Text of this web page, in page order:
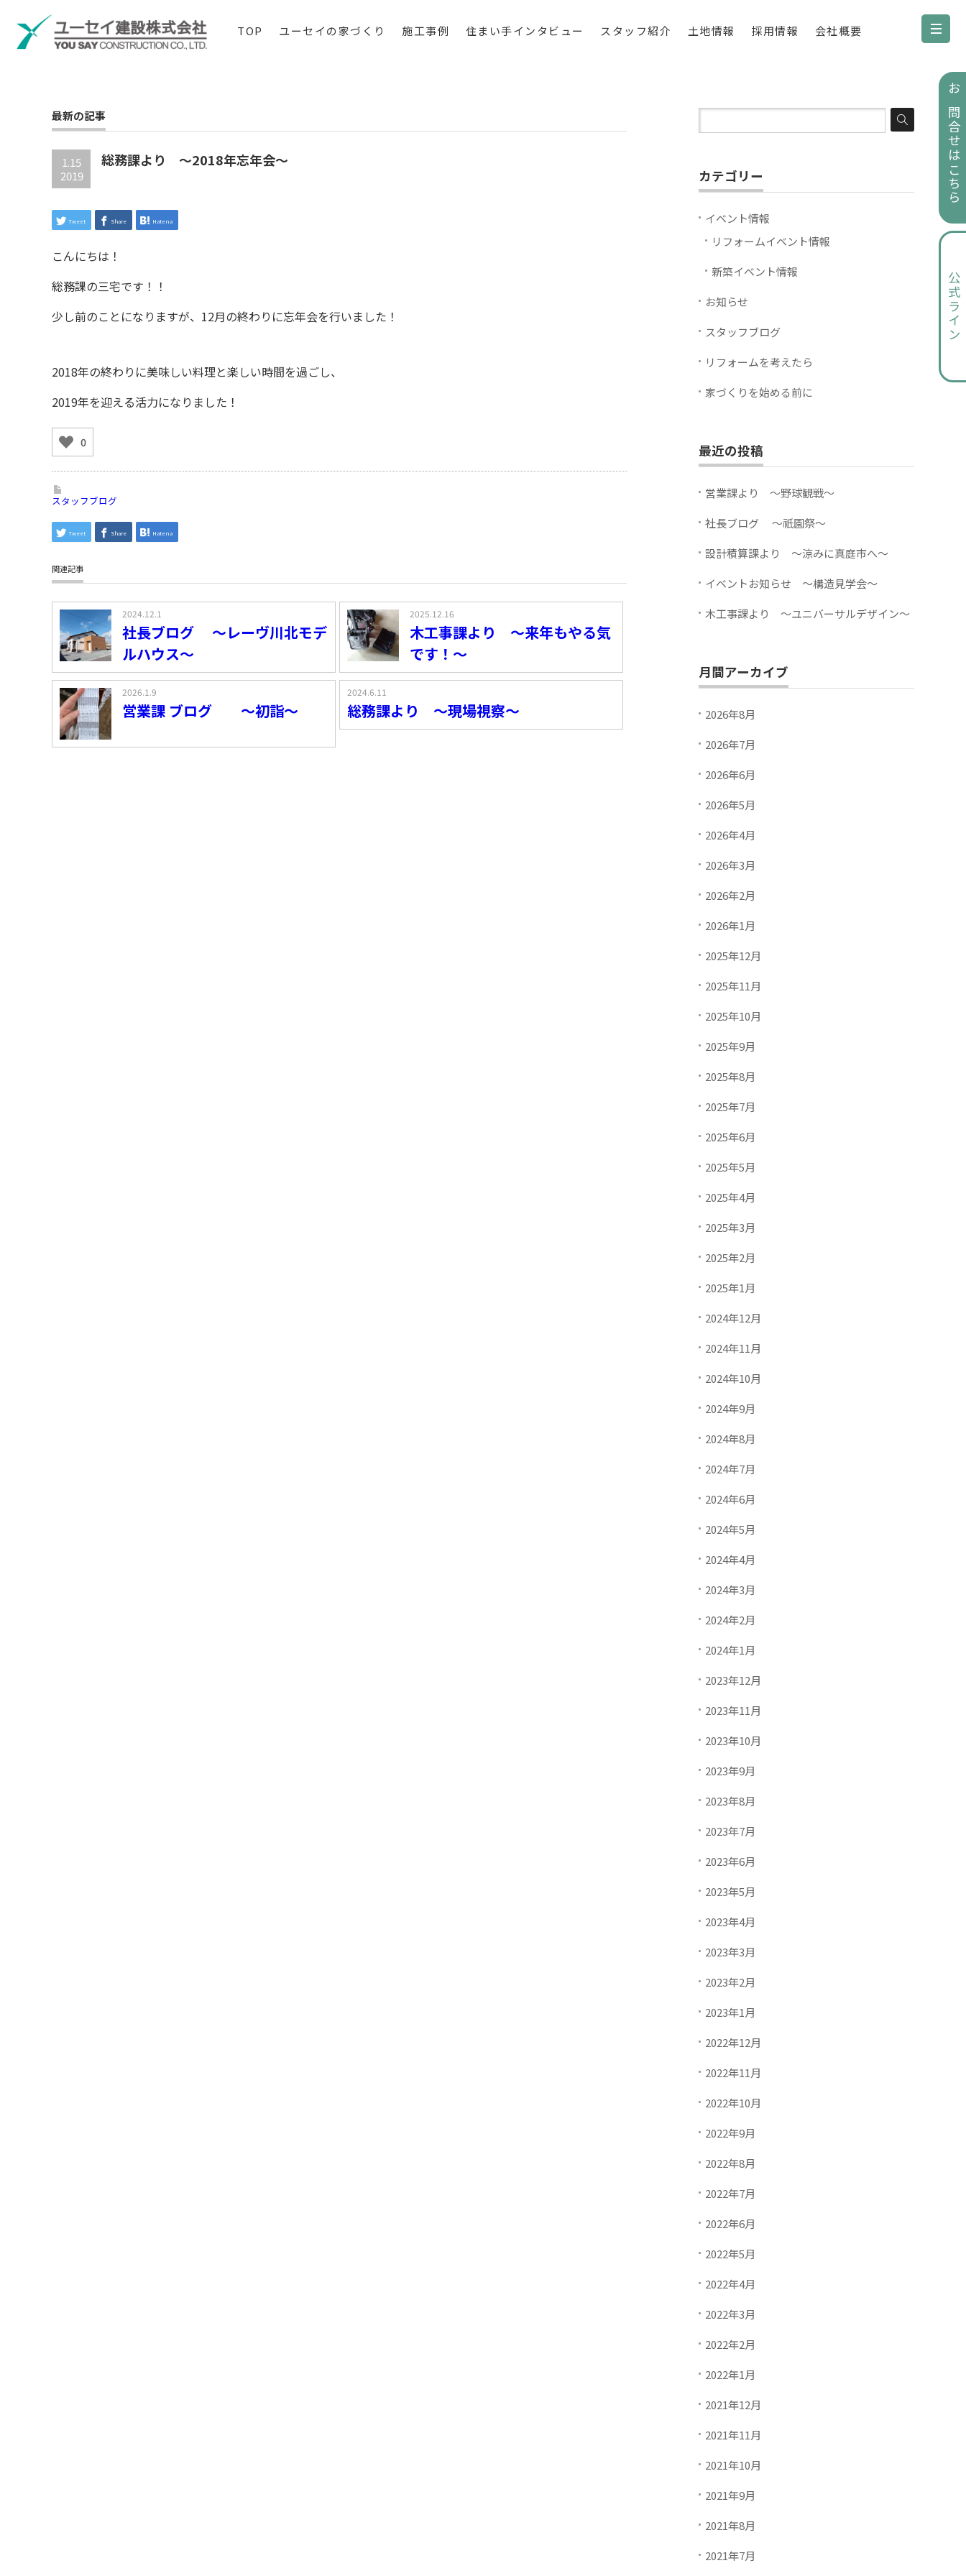
TOP ユーセイの家づくり 施工事例 住まい手インタビュー スタッフ紹介 土地情報 採用情報 会社概要
お問合せはこちら
公式ライン
最新の記事
1.15
2019
総務課より ～2018年忘年会～
Tweet Share Hatena
こんにちは！
総務課の三宅です！！
少し前のことになりますが、12月の終わりに忘年会を行いました！
2018年の終わりに美味しい料理と楽しい時間を過ごし、
2019年を迎える活力になりました！
0
スタッフブログ
Tweet Share Hatena
関連記事
2024.12.1
社長ブログ ～レーヴ川北モデ
ルハウス～
2025.12.16
木工事課より ～来年もやる気
です！～
2026.1.9
営業課 ブログ ～初詣～
2024.6.11
総務課より ～現場視察～
カテゴリー
イベント情報
リフォームイベント情報
新築イベント情報
お知らせ
スタッフブログ
リフォームを考えたら
家づくりを始める前に
最近の投稿
営業課より ～野球観戦～
社長ブログ ～祇園祭～
設計積算課より ～涼みに真庭市へ～
イベントお知らせ ～構造見学会～
木工事課より ～ユニバーサルデザイン～
月間アーカイブ
2026年8月
2026年7月
2026年6月
2026年5月
2026年4月
2026年3月
2026年2月
2026年1月
2025年12月
2025年11月
2025年10月
2025年9月
2025年8月
2025年7月
2025年6月
2025年5月
2025年4月
2025年3月
2025年2月
2025年1月
2024年12月
2024年11月
2024年10月
2024年9月
2024年8月
2024年7月
2024年6月
2024年5月
2024年4月
2024年3月
2024年2月
2024年1月
2023年12月
2023年11月
2023年10月
2023年9月
2023年8月
2023年7月
2023年6月
2023年5月
2023年4月
2023年3月
2023年2月
2023年1月
2022年12月
2022年11月
2022年10月
2022年9月
2022年8月
2022年7月
2022年6月
2022年5月
2022年4月
2022年3月
2022年2月
2022年1月
2021年12月
2021年11月
2021年10月
2021年9月
2021年8月
2021年7月